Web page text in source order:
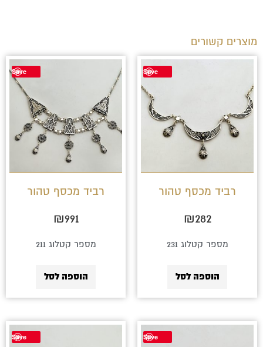
מוצרים קשורים
Save
רביד מכסף טהור
₪282
מספר קטלוג 231
הוספה לסל
Save
רביד מכסף טהור
₪991
מספר קטלוג 211
הוספה לסל
Save
Save